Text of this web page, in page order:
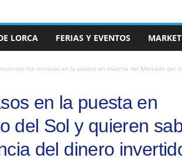
LORCA FERIAS Y EVENTOS MARKET
los retrasos en la puesta en marcha del Mercado del
en la puesta en
del Sol y quieren
del dinero